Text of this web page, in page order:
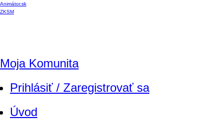
Animátor.sk
ZKSM
Moja Komunita
Prihlásiť / Zaregistrovať sa
Úvod